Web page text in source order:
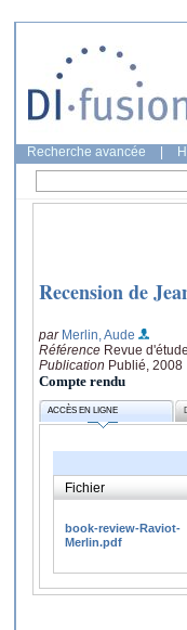
Recherche avancée
Recension de
par Merlin, Aude
Référence Revue
Publication Publié, 2008
Compte rendu
ACCÈS EN LIGNE
Fichier
book-review-Raviot-
Merlin.pdf